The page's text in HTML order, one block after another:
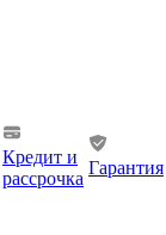
Кредит и
рассрочка
Гарантия